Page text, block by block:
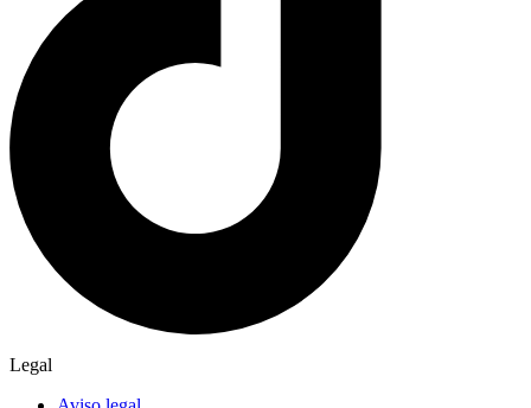
Legal